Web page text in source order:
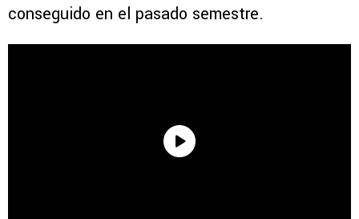
conseguido en el pasado semestre.